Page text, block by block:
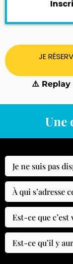
JE
⚠️ Replay
Une
Je ne suis pas
OUI ! Un
et disponible
À qui s’adresse
Les coachs,
veulent
force
confiance,
Celles qui
Est-ce que
Oui, 100%
applique les
approche peut
Est-ce qu’il y
Oui, et je